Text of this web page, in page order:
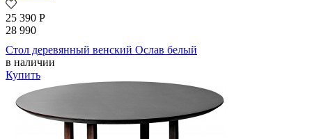
25 390 Р
28 990
Стол деревянный венский Ослав белый
в наличии
Купить